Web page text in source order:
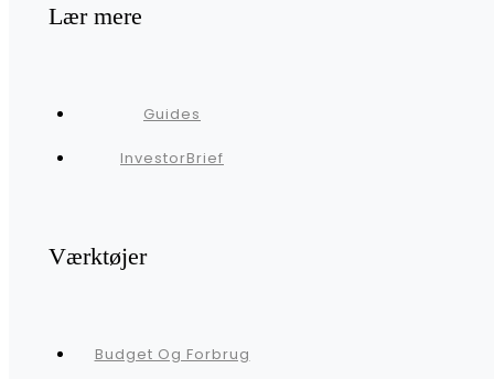
Lær mere
Guides
InvestorBrief
Værktøjer
Budget Og Forbrug